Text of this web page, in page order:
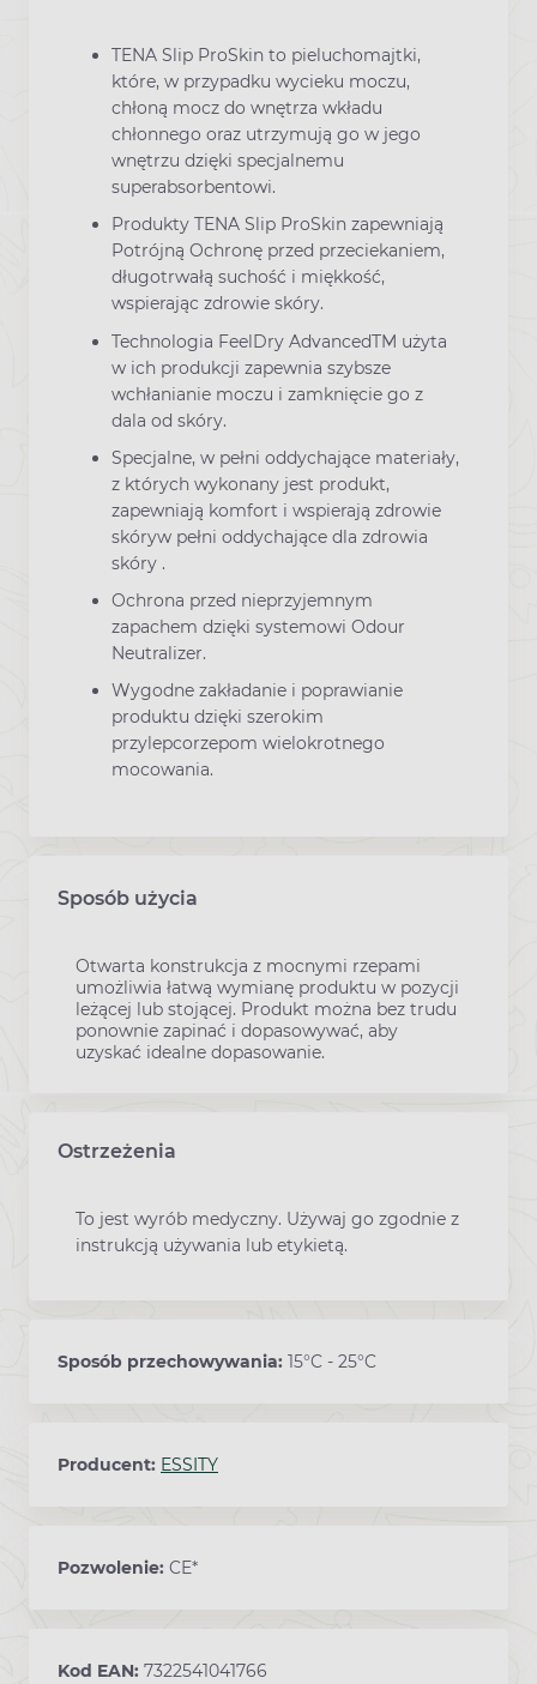
TENA Slip ProSkin to pieluchomajtki,
które, w przypadku wycieku moczu,
chłoną mocz do wnętrza wkładu
chłonnego oraz utrzymują go w jego
wnętrzu dzięki specjalnemu
superabsorbentowi.
Produkty TENA Slip ProSkin zapewniają
Potrójną Ochronę przed przeciekaniem,
długotrwałą suchość i miękkość,
wspierając zdrowie skóry.
Technologia FeelDry AdvancedTM użyta
w ich produkcji zapewnia szybsze
wchłanianie moczu i zamknięcie go z
dala od skóry.
Specjalne, w pełni oddychające materiały,
z których wykonany jest produkt,
zapewniają komfort i wspierają zdrowie
skóryw pełni oddychające dla zdrowia
skóry .
Ochrona przed nieprzyjemnym
zapachem dzięki systemowi Odour
Neutralizer.
Wygodne zakładanie i poprawianie
produktu dzięki szerokim
przylepcorzepom wielokrotnego
mocowania.
Sposób użycia
Otwarta konstrukcja z mocnymi rzepami
umożliwia łatwą wymianę produktu w pozycji
leżącej lub stojącej. Produkt można bez trudu
ponownie zapinać i dopasowywać, aby
uzyskać idealne dopasowanie.
Ostrzeżenia
To jest wyrób medyczny. Używaj go zgodnie z
instrukcją używania lub etykietą.
Sposób przechowywania: 15°C - 25°C
Producent: ESSITY
Pozwolenie: CE*
Kod EAN: 7322541041766